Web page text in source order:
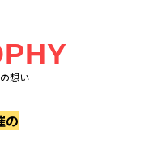
想い
の